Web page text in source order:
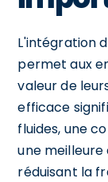
L'intégration
permet aux
valeur de
efficace
fluides, une
une
réduisant la